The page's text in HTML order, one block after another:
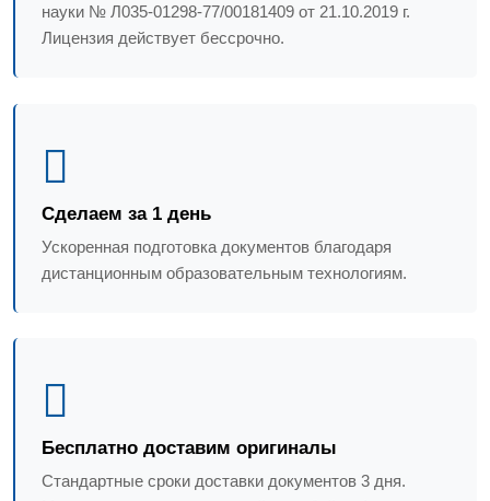
науки № Л035-01298-77/00181409 от 21.10.2019 г.
Лицензия действует бессрочно.
Сделаем за 1 день
Ускоренная подготовка документов благодаря
дистанционным образовательным технологиям.
Бесплатно доставим оригиналы
Стандартные сроки доставки документов 3 дня.